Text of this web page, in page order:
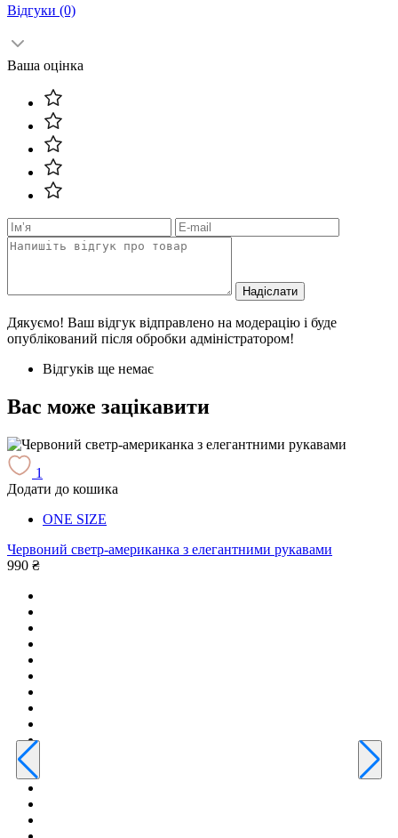
Відгуки (0)
Ваша оцінка
Надіслати
Дякуємо! Ваш відгук відправлено на модерацію і буде
опублікований після обробки адміністратором!
Відгуків ще немає
Вас може зацікавити
1
Додати до кошика
ONE SIZE
Червоний светр-американка з елегантними рукавами
990 ₴